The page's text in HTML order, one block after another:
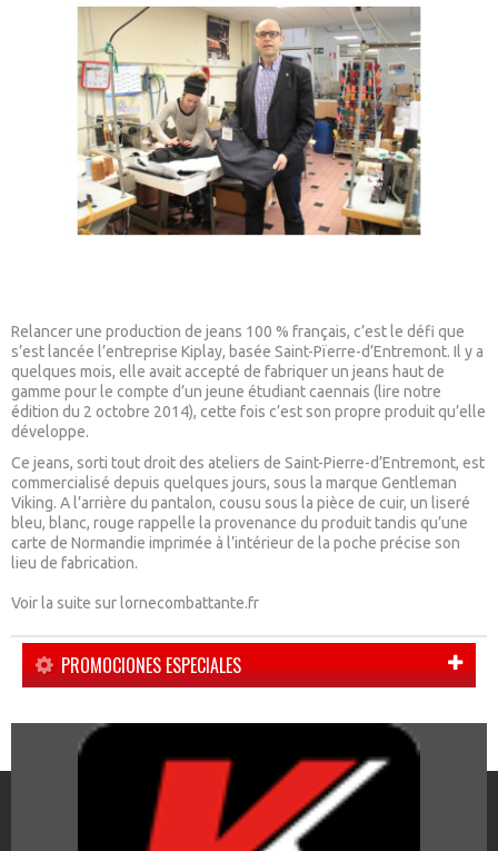
Relancer une production de jeans 100 % français, c’est le défi que
s’est lancée l’entreprise Kiplay, basée Saint-Pïerre-d’Entremont. Il y a
quelques mois, elle avait accepté de fabriquer un jeans haut de
gamme pour le compte d’un jeune étudiant caennais (lire notre
édition du 2 octobre 2014), cette fois c’est son propre produit qu’elle
développe.
Ce jeans, sorti tout droit des ateliers de Saint-Pierre-d’Entremont, est
commercialisé depuis quelques jours, sous la marque Gentleman
Viking. A l’arrière du pantalon, cousu sous la pièce de cuir, un liseré
bleu, blanc, rouge rappelle la provenance du produit tandis qu’une
carte de Normandie imprimée à l’intérieur de la poche précise son
lieu de fabrication.
Voir la suite sur lornecombattante.fr
PROMOCIONES ESPECIALES